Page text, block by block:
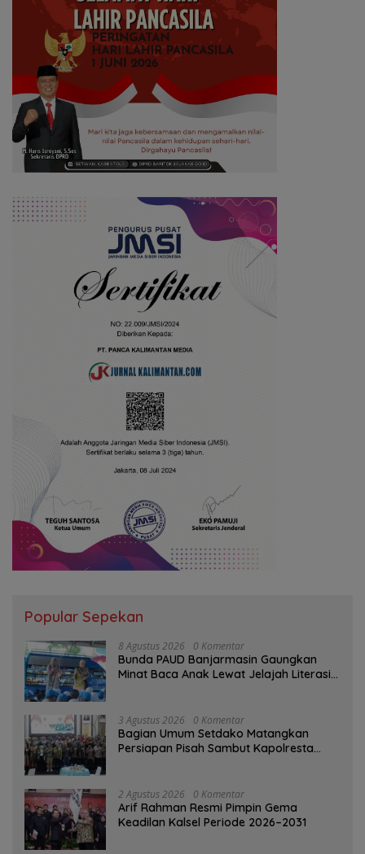
Popular Sepekan
8 Agustus 2026 0 Komentar
Bunda PAUD Banjarmasin Gaungkan
Minat Baca Anak Lewat Jelajah Literasi
3 Agustus 2026 0 Komentar
Bagian Umum Setdako Matangkan
Persiapan Pisah Sambut Kapolresta
2 Agustus 2026 0 Komentar
Arif Rahman Resmi Pimpin Gema
Keadilan Kalsel Periode 2026–2031